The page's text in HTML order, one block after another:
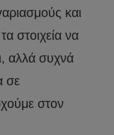
και
στοιχεία να
αλλά συχνά
σε
στον